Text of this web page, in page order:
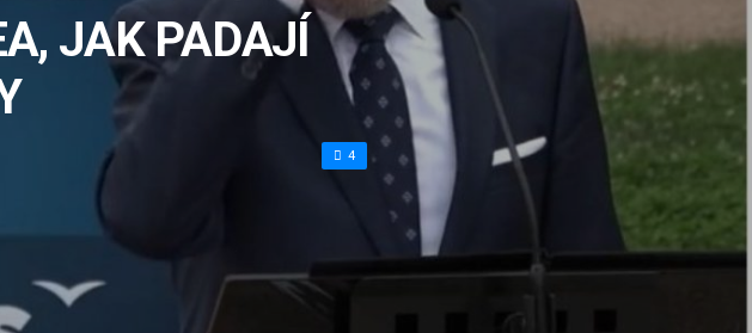
JAK PADAJÍ
4